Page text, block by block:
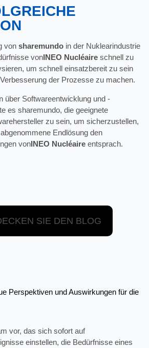
von sharemundo in der Nuklearindustrie
vonINEO Nucléaire schnell zu
um schnell einsatzbereit zu sein
der Prozesse zu machen.
über Softwareentwicklung und -
es sharemundo, die geeignete
zu sein, um sicherzustellen,
Endlösung den
vonINEO Nucléaire entsprach.
SIE DEN BLOG
Perspektiven und Auswirkungen für die
vor, das sich sofort auf
einstellen, die Bedürfnisse eines